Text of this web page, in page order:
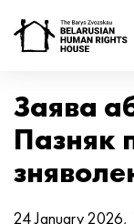
Заява
Пазняк
24 January 2026,